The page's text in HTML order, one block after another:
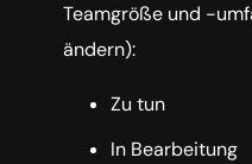
Teamgröße und -
ändern):
Zu tun
In Bearbeitung